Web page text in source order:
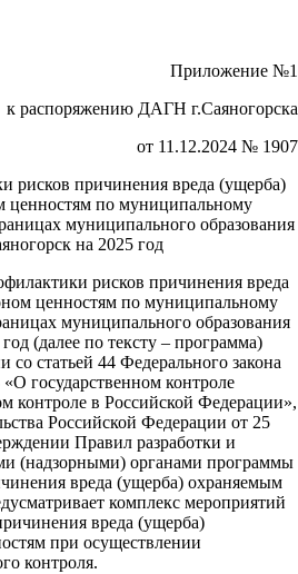
Приложение №1
к распоряжению ДАГН г.Саяногорска
от 11.12.2024 № 1907
рисков причинения вреда (ущерба)
ценностям по муниципальному
муниципального образования
на 2025 год
рисков причинения вреда
ценностям по муниципальному
муниципального образования
(далее по тексту – программа)
со статьей 44 Федерального закона
государственном контроле
контроле в Российской Федерации»,
Российской Федерации от 25
Правил разработки и
(надзорными) органами программы
вреда (ущерба) охраняемым
комплекс мероприятий
вреда (ущерба)
при осуществлении
контроля.